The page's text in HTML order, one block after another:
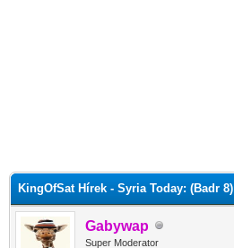
KingOfSat Hírek - Syria Today: (Badr 8)
Gabywap
Super Moderator